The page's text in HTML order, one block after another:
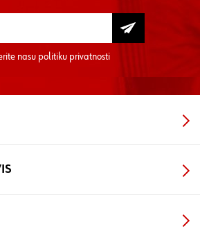
nasu politiku privatnosti